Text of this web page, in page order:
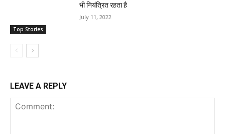
Top Stories
भी नियंत्रित रहता है
July 11, 2022
LEAVE A REPLY